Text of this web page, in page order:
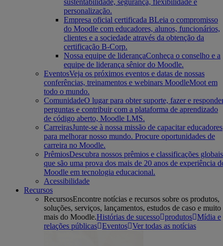
sustentabilidade, segurança, flexibilidade e
personalização.
Empresa oficial certificada BLeia o compromisso
do Moodle com educadores, alunos, funcionários,
clientes e a sociedade através da obtenção da
certificação B-Corp.
Nossa equipe de liderançaConheça o conselho e a
equipe de liderança sênior do Moodle.
EventosVeja os próximos eventos e datas de nossas
conferências, treinamentos e webinars MoodleMoot em
todo o mundo.
ComunidadeO lugar para obter suporte, fazer e
perguntas e contribuir com a plataforma de aprendizado
de código aberto, Moodle LMS.
CarreirasJunte-se à nossa missão de capacitar educadores
para melhorar nosso mundo. Procure oportunidades de
carreira no Moodle.
PrêmiosDescubra nossos prêmios e classificações globais
que são uma prova dos mais de 20 anos de experiência
Moodle em tecnologia educacional.
Acessibilidade
Recursos
RecursosEncontre notícias e recursos sobre os produtos,
soluções, serviços, lançamentos, estudos de caso e muito
mais do Moodle.Histórias de sucesso produtos Mídia e
relações públicas Eventos Ver todas as notícias